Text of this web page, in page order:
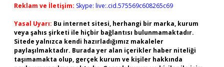
Reklam ve İletişim: Skype: live:.cid.575569c608265c69
Yasal Uyarı: Bu internet sitesi, herhangi bir marka, kurum
veya şahıs şirketi ile hiçbir bağlantısı bulunmamaktadır.
Sitede yalnızca kendi hazırladığımız makaleler
paylaşılmaktadır. Burada yer alan içerikler haber niteliği
taşımamakta olup, gerçek kurum ve kişiler hakkında